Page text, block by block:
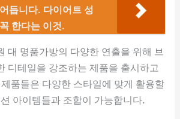
듭니다. 다이어트 성
한다는 이것.
대 명품가방의 다양한 연출을 위해 브
디테일을 강조하는 제품을 출시하고
품들은 다양한 스타일에 맞게 활용할
아이템들과 조합이 가능합니다.